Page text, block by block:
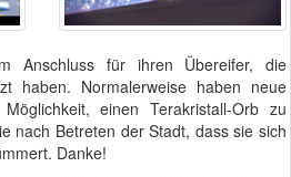
Anschluss für ihren Übereifer, die
haben. Normalerweise haben neue
einen Terakristall-Orb zu
nach Betreten der Stadt, dass sie sich
Danke!